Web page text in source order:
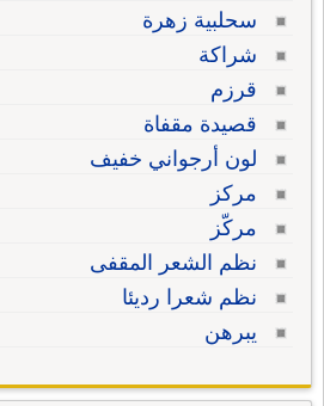
سحلبية زهرة
شراكة
قرزم
قصيدة مقفاة
لون أرجواني خفيف
مركز
مركّز
نظم الشعر المقفى
نظم شعرا رديئا
يبرهن